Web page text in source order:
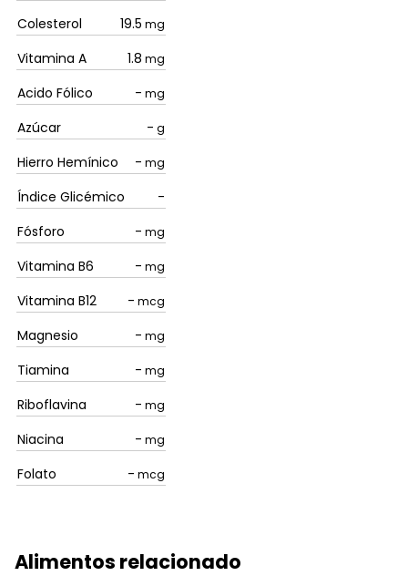
Colesterol 19.5 mg
Vitamina A 1.8 mg
Acido Fólico - mg
Azúcar - g
Hierro Hemínico - mg
Índice Glicémico
-
Fósforo
- mg
Vitamina B6 - mg
Vitamina B12 - mcg
Magnesio - mg
Tiamina - mg
Riboflavina - mg
Niacina - mg
Folato - mcg
Alimentos relacionado